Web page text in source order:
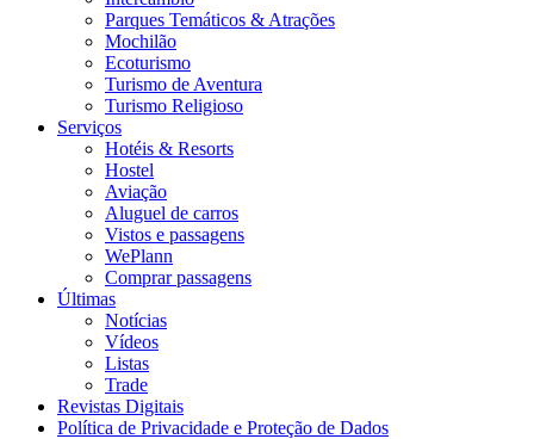
Parques Temáticos & Atrações
Mochilão
Ecoturismo
Turismo de Aventura
Turismo Religioso
Serviços
Hotéis & Resorts
Hostel
Aviação
Aluguel de carros
Vistos e passagens
WePlann
Comprar passagens
Últimas
Notícias
Vídeos
Listas
Trade
Revistas Digitais
Política de Privacidade e Proteção de Dados